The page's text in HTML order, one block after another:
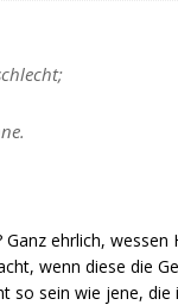
ehrlich,
wenn diese die
so sein wie jene,